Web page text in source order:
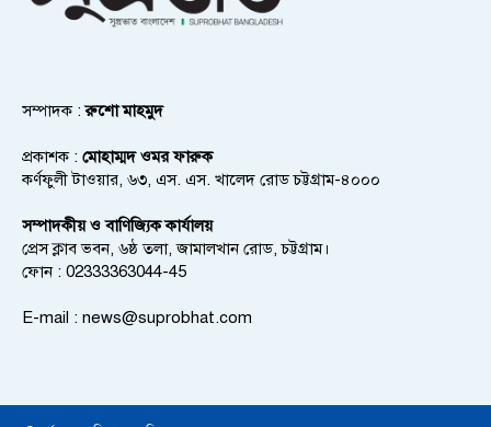
সম্পাদক :রুশো মাহমুদ
প্রকাশক : মোহাম্মদ ওমর ফারুক
কর্ণফুলী টাওয়ার, ৬৩, এস. এস. খালেদ রোড চট্টগ্রাম-৪০০০
সম্পাদকীয় ও বাণিজ্যিক কার্যালয়
প্রেস ক্লাব ভবন, ৬ষ্ঠ তলা, জামালখান রোড, চট্টগ্রাম।
ফোন : 02333363044-45
E-mail : news@suprobhat.com